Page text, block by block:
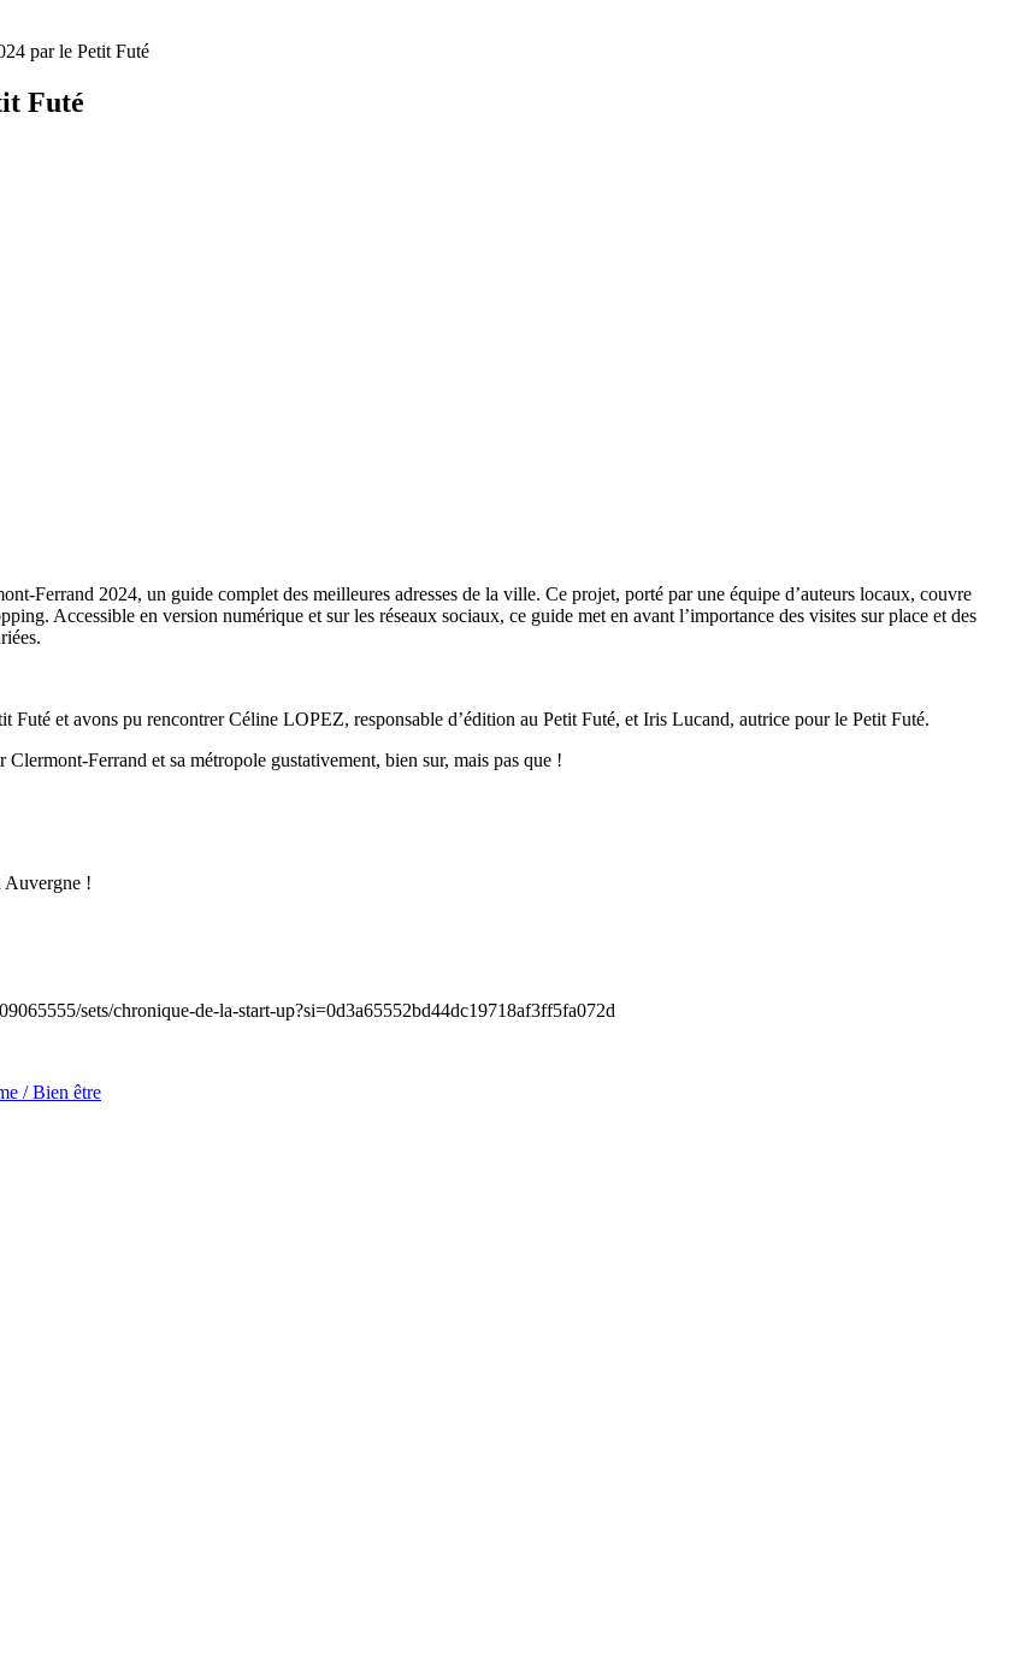
par le Petit Futé
Futé
Ferrand 2024, un guide complet des meilleures adresses de la ville. Ce projet, porté par une équipe d’auteurs locaux, couvre
Accessible en version numérique et sur les réseaux sociaux, ce guide met en avant l’importance des visites sur place et des
et avons pu rencontrer Céline LOPEZ, responsable d’édition au Petit Futé, et Iris Lucand, autrice pour le Petit Futé.
Ferrand et sa métropole gustativement, bien sur, mais pas que !
Auvergne !
sets/chronique-de-la-start-up?si=0d3a65552bd44dc19718af3ff5fa072d
/ Bien être